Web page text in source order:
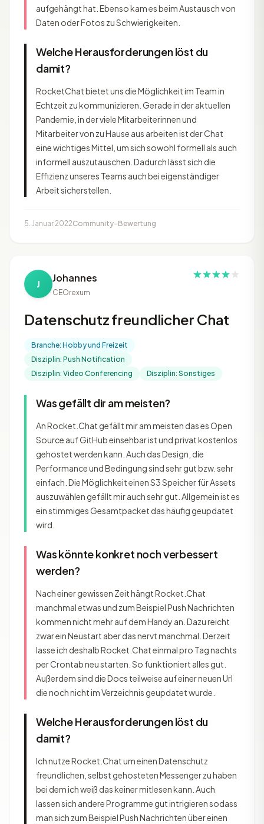
aufgehängt hat. Ebenso kam es beim Austausch von
Daten oder Fotos zu Schwierigkeiten.
Welche Herausforderungen löst du
damit?
RocketChat bietet uns die Möglichkeit im Team in
Echtzeit zu kommunizieren. Gerade in der aktuellen
Pandemie, in der viele Mitarbeiterinnen und
Mitarbeiter von zu Hause aus arbeiten ist der Chat
eine wichtiges Mittel, um sich sowohl formell als auch
informell auszutauschen. Dadurch lässt sich die
Effizienz unseres Teams auch bei eigenständiger
Arbeit sicherstellen.
5. Januar 2022Community-Bewertung
J Johannes
CEOrexum
Datenschutz freundlicher Chat
Branche: Hobby und Freizeit
Disziplin: Push Notification
Disziplin: Video Conferencing
Disziplin: Sonstiges
Was gefällt dir am meisten?
An Rocket.Chat gefällt mir am meisten das es Open
Source auf GitHub einsehbar ist und privat kostenlos
gehostet werden kann. Auch das Design, die
Performance und Bedingung sind sehr gut bzw. sehr
einfach. Die Möglichkeit einen S3 Speicher für Assets
auszuwählen gefällt mir auch sehr gut. Allgemein ist es
ein stimmiges Gesamtpacket das häufig geupdatet
wird.
Was könnte konkret noch verbessert
werden?
Nach einer gewissen Zeit hängt Rocket.Chat
manchmal etwas und zum Beispiel Push Nachrichten
kommen nicht mehr auf dem Handy an. Dazu reicht
zwar ein Neustart aber das nervt manchmal. Derzeit
lasse ich deshalb Rocket.Chat einmal pro Tag nachts
per Crontab neu starten. So funktioniert alles gut.
Außerdem sind die Docs teilweise auf einer neuen Url
die noch nicht im Verzeichnis geupdatet wurde.
Welche Herausforderungen löst du
damit?
Ich nutze Rocket.Chat um einen Datenschutz
freundlichen, selbst gehosteten Messenger zu haben
bei dem ich weiß das keiner mitlesen kann. Auch
lassen sich andere Programme gut intrigieren sodass
man sich zum Beispiel Push Nachrichten über einen